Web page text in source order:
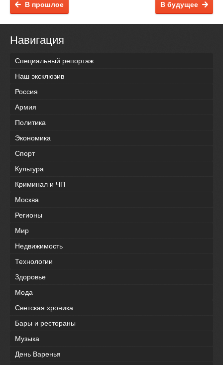
В будущее
В прошлое
Навигация
Специальный репортаж
Наш эксклюзив
Россия
Армия
Политика
Экономика
Спорт
Культура
Криминал и ЧП
Москва
Регионы
Мир
Недвижимость
Технологии
Здоровье
Мода
Светская хроника
Бары и рестораны
Музыка
День Варенья